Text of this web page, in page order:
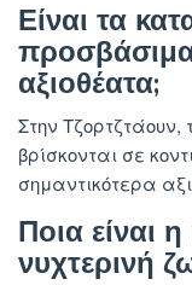
Είναι τα
αξιοθέατα;
Στην
βρίσκονται σε
σημαντικότερα
Ποια είναι
νυχτερινή